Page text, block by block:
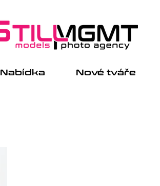
Nabídka Nové tváře